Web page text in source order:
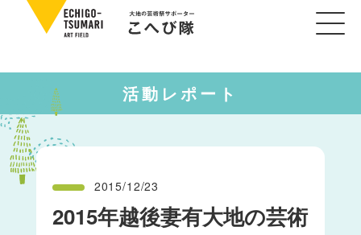
活動レポート
2015/12/23
2015年越後妻有大地の芸術